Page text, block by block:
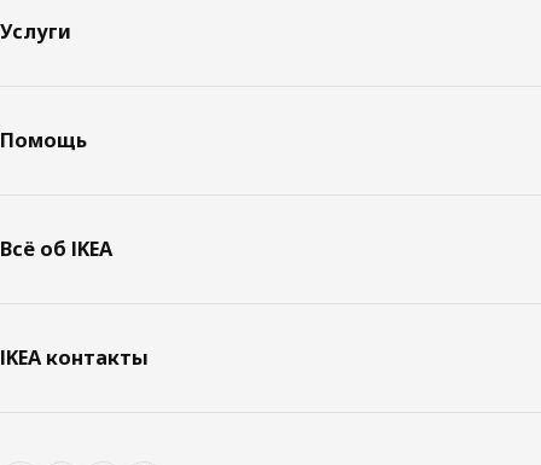
Услуги
Помощь
Всё об IKEA
IKEA контакты